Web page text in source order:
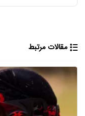
مقالات مرتبط